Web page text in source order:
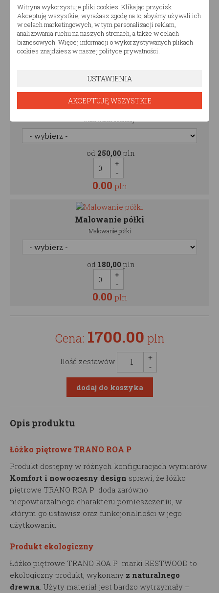
Malowanie łóżka piętrowego
od320,00pln
0.00pln
Malowanie szuflady
od 250,00 pln
0.00 pln
Malowanie półki
Malowanie półki
od 180,00 pln
0.00 pln
Cena: 1700.00 pln
Ilość zestawów
Opis produktu
Łóżko piętrowe TRANO ROA P
Produkt dostępny w różnych konfiguracjach wymiarów.
Komfort i nowoczesny design sprawi, że łóżko
piętrowe TRANO ROA P doda zarówno
niepowtarzalnego charakteru pomieszczeniu, w
którym go ustawisz oraz funkcjonalności w jego
użytkowaniu.
Produkt ekologiczny
Łóżko piętrowe TRANO ROA P marki RESTWOOD to
ekologiczny produkt, wykonany z naturalnego
drewna. Użyty materiał jest bardzo wytrzymały –
Witryna wykorzystuje pliki cookies. Klikając przycisk
Akceptuję wszystkie, wyrażasz zgodę na to, abyśmy używali ich
w celach marketingowych, w tym personalizacji reklam,
analizowania ruchu na naszych stronach, a także w celach
biznesowych. Więcej informacji o wykorzystywanych plikach
cookies znajdziesz w naszej polityce prywatności.
USTAWIENIA
AKCEPTUJĘ WSZYSTKIE